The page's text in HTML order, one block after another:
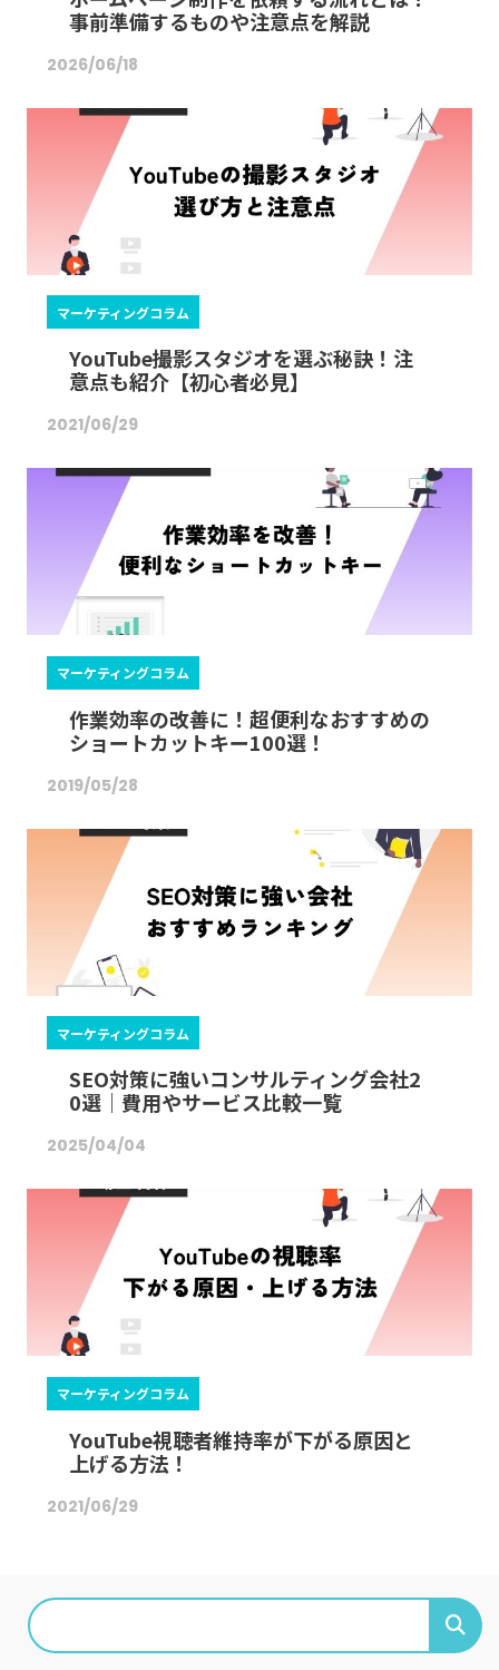
事前準備するものや注意点を解説
2026/06/18
マーケティングコラム
YouTube撮影スタジオを選ぶ秘訣！注
意点も紹介【初心者必見】
2021/06/29
マーケティングコラム
作業効率の改善に！超便利なおすすめの
ショートカットキー100選！
2019/05/28
マーケティングコラム
SEO対策に強いコンサルティング会社2
0選｜費用やサービス比較一覧
2025/04/04
マーケティングコラム
YouTube視聴者維持率が下がる原因と
上げる方法！
2021/06/29